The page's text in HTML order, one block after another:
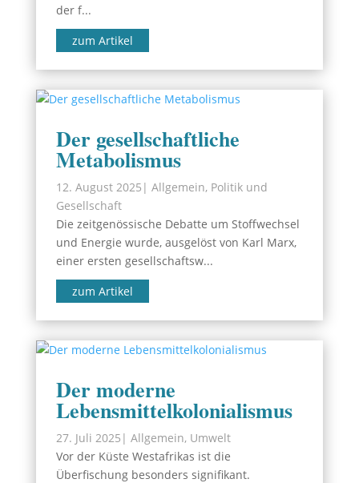
der f...
zum Artikel
Der gesellschaftliche
Metabolismus
12. August 2025 | Allgemein, Politik und
Gesellschaft
Die zeitgenössische Debatte um Stoffwechsel
und Energie wurde, ausgelöst von Karl Marx,
einer ersten gesellschaftsw...
zum Artikel
Der moderne
Lebensmittelkolonialismus
27. Juli 2025 | Allgemein, Umwelt
Vor der Küste Westafrikas ist die
Überfischung besonders signifikant.